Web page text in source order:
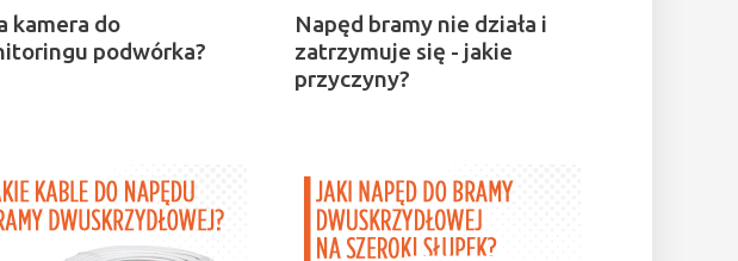
kamera do
podwórka?
Napęd bramy nie działa i
zatrzymuje się - jakie
przyczyny?